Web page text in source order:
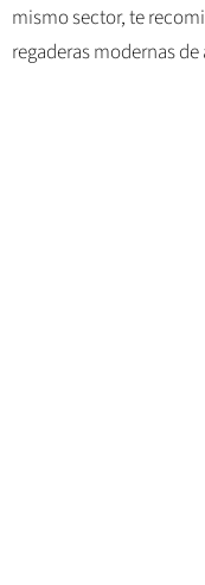
mismo sector, te
regaderas modernas de